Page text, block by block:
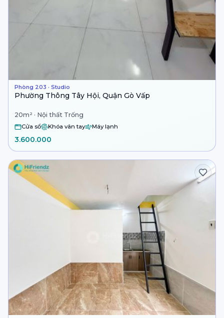
Phòng 203 · Studio
Phường Thông Tây Hội, Quận Gò Vấp
20m² · Nội thất Trống
Cửa sổ Khóa vân tay Máy lạnh
3.600.000